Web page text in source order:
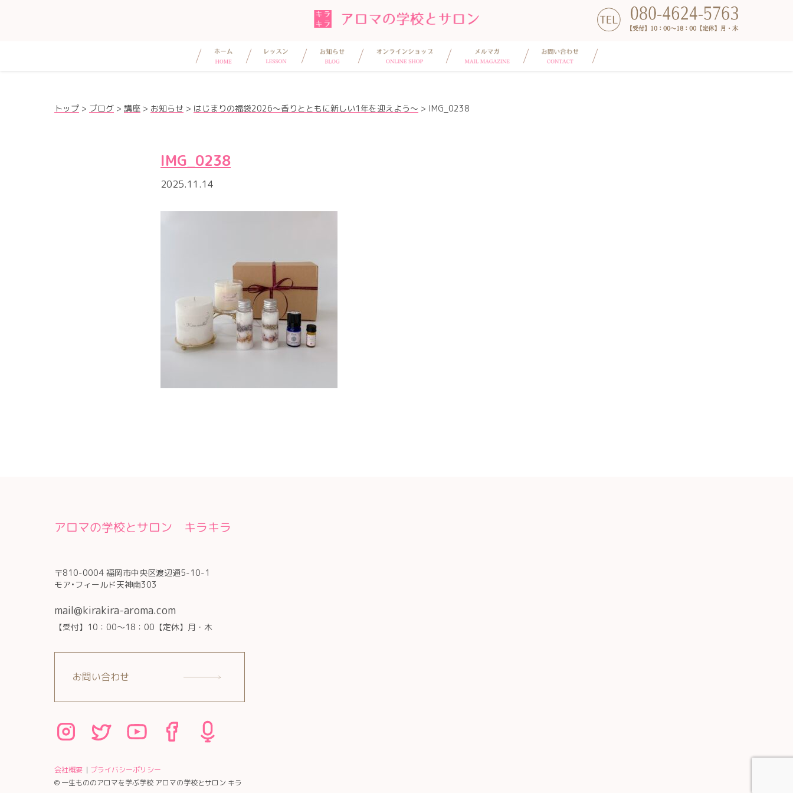
トップ > ブログ > 講座 > お知らせ > はじまりの福袋2026〜香りとともに新しい1年を迎えよう〜 > IMG_0238
IMG_0238
2025.11.14
アロマの学校とサロン キラキラ
〒810-0004 福岡市中央区渡辺通5-10-1
モア•フィールド天神南303
mail@kirakira-aroma.com
【受付】10：00～18：00【定休】月・木
お問い合わせ
会社概要
プライバシーポリシー
© 一生もののアロマを学ぶ学校 アロマの学校とサロン キラ